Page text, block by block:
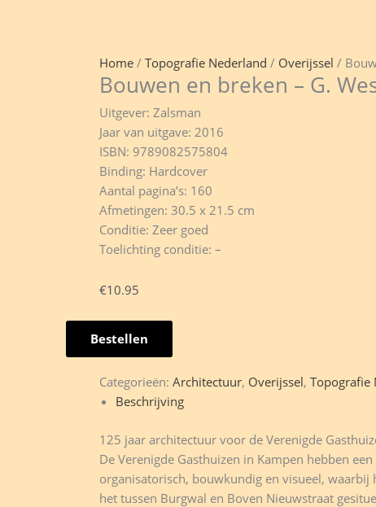
Home / Topografie Nederland / Overijssel /
Bouwen en breken – G.
Uitgever: Zalsman
Jaar van uitgave: 2016
ISBN: 9789082575804
Binding: Hardcover
Aantal pagina’s: 160
Afmetingen: 30.5 x 21.5 cm
Conditie: Zeer goed
Toelichting conditie: –
€10.95
Bouwen
Kampen
Bestellen
Categorieën: Architectuur, Overijssel, Topografie
Beschrijving
125 jaar architectuur voor de Verenigde
De Verenigde Gasthuizen in Kampen hebben
organisatorisch, bouwkundig en visueel,
het tussen Burgwal en Boven Nieuwstraat